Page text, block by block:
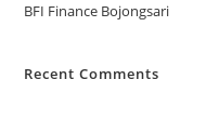
BFI Finance Bojongsari
Recent Comments